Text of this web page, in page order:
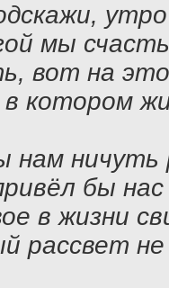
мы
вот на
котором
ничуть
бы
в жизни
рассвет не